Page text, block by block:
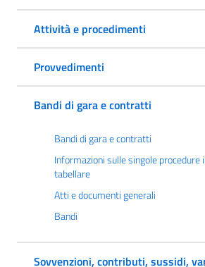
Attività e procedimenti
Provvedimenti
Bandi di gara e contratti
Bandi di gara e contratti
Informazioni sulle singole
tabellare
Atti e documenti generali
Bandi
Sovvenzioni, contributi, sussidi,